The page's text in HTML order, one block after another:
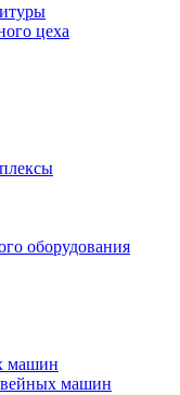
цеха
оборудования
машин
машин